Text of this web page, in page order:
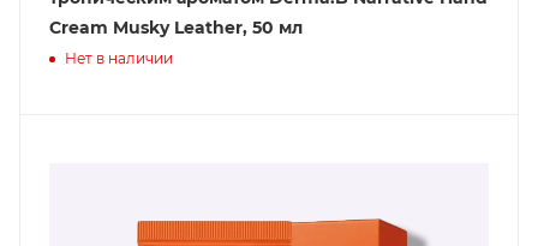
Cream Musky Leather, 50 мл
Нет в наличии